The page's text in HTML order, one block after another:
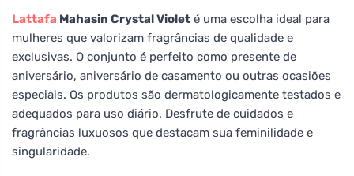
Lattafa Mahasin Crystal Violet é uma escolha ideal para
mulheres que valorizam fragrâncias de qualidade e
exclusivas. O conjunto é perfeito como presente de
aniversário, aniversário de casamento ou outras ocasiões
especiais. Os produtos são dermatologicamente testados e
adequados para uso diário. Desfrute de cuidados e
fragrâncias luxuosos que destacam sua feminilidade e
singularidade.